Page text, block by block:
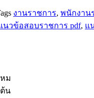
งานราชการ, พนักงาน
นวข้อสอบราชการ pdf, แ
ม
น